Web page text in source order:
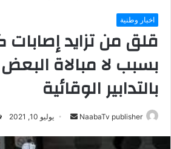
اخبار وطنية
قلق من تزايد إصابات
بسبب لا مبالاة
بالتدابير الوقائية
NaabaTv publisher يوليو 10, 2021